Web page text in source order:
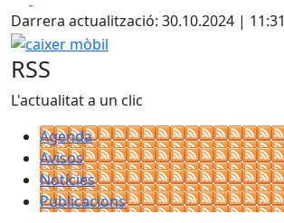
+
−
Darrera actualització: 30.10.2024 | 11:31
caixer mòbil
RSS
L'actualitat a un clic
Agenda
Avisos
Notícies
Publicacions